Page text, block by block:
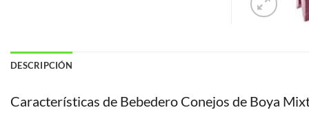
DESCRIPCIÓN
Características de Bebedero Conejos de Boya